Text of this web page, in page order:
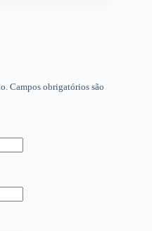
Campos obrigatórios são